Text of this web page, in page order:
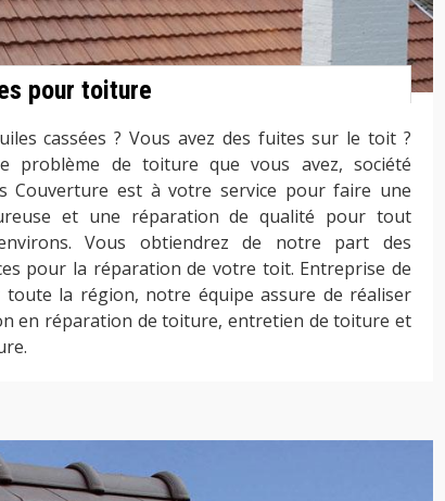
pour toiture
cassées ? Vous avez des fuites sur le toit ?
problème de toiture que vous avez, société
Couverture est à votre service pour faire une
et une réparation de qualité pour tout
Vous obtiendrez de notre part des
pour la réparation de votre toit. Entreprise de
la région, notre équipe assure de réaliser
en réparation de toiture, entretien de toiture et